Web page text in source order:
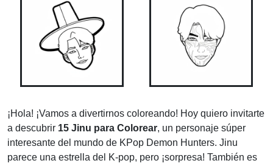
¡Hola! ¡Vamos a divertirnos coloreando! Hoy quiero invitarte
a descubrir 15 Jinu para Colorear, un personaje súper
interesante del mundo de KPop Demon Hunters. Jinu
parece una estrella del K-pop, pero ¡sorpresa! También es